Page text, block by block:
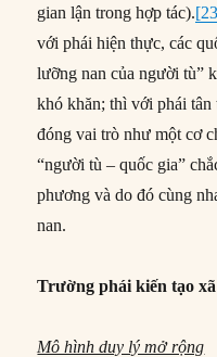
gian lận trong hợp tác).
với phái hiện thực, các
lưỡng nan của người tù”
khó khăn; thì với phái tân
đóng vai trò như một cơ
“người tù – quốc gia”
phương và do đó cùng
nan.
Trường phái kiến tạo
Mô hình duy lý mở rộng